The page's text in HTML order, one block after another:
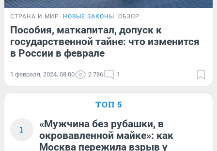
СТРАНА И МИР НОВЫЕ ЗАКОНЫ ОБЗОР
Пособия, маткапитал, допуск к
государственной тайне: что изменится
в России в феврале
1 февраля, 2024, 08:00 2 786 1
ТОП 5
1
«Мужчина без рубашки, в
окровавленной майке»: как
Москва пережила взрыв у